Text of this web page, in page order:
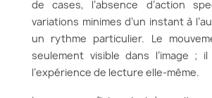
de cases, l’absence d’action
variations minimes d’un instant à
un rythme particulier. Le
seulement visible dans l’image ;
l’expérience de lecture elle-même.